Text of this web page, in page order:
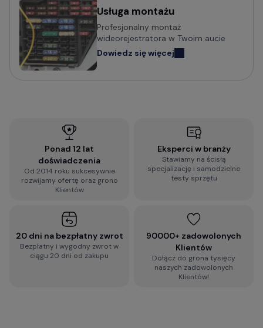
Usługa montażu
Profesjonalny montaż
wideorejestratora w Twoim aucie
Dowiedz się więcej
Ponad 12 lat
doświadczenia
Od 2014 roku sukcesywnie
rozwijamy ofertę oraz grono
Klientów
Eksperci w branży
Stawiamy na ścisłą
specjalizację i samodzielne
testy sprzętu
20 dni na bezpłatny zwrot
Bezpłatny i wygodny zwrot w
ciągu 20 dni od zakupu
90000+ zadowolonych
Klientów
Dołącz do grona tysięcy
naszych zadowolonych
Klientów!